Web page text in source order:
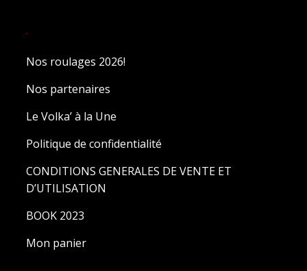
.
Nos roulages 2026!
Nos partenaires
Le Volka’ à la Une
Politique de confidentialité
CONDITIONS GENERALES DE VENTE ET
D’UTILISATION
BOOK 2023
Mon panier